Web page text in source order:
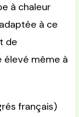
à chaleur
à ce
de
élevé même à
français)